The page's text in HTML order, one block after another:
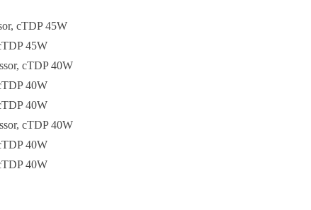
cTDP 45W
45W
cTDP 40W
40W
40W
cTDP 40W
40W
40W